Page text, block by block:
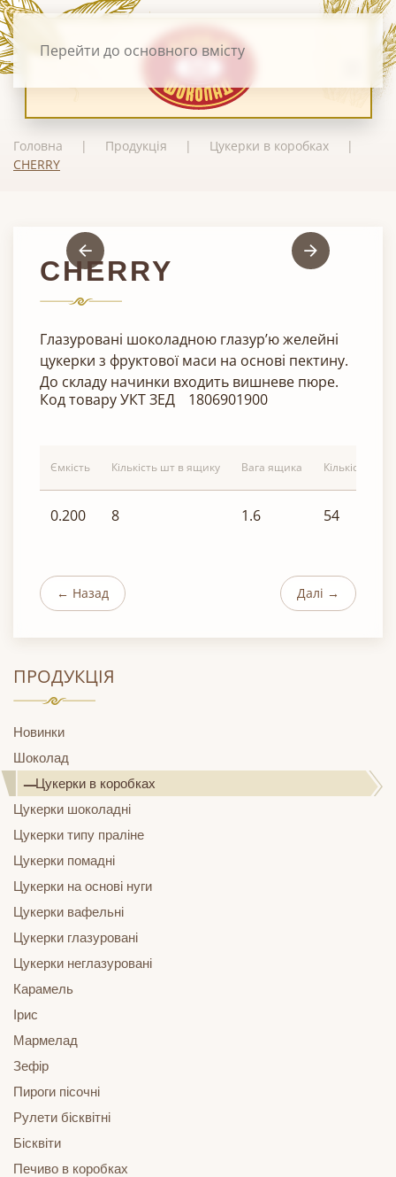
Перейти до основного вмісту
Головна Продукція
Цукерки в коробках
CHERRY
ПРОДУКЦІЯ
Новинки
Шоколад
Цукерки в коробках
Цукерки шоколадні
Цукерки типу праліне
Цукерки помадні
Цукерки на основі нуги
Цукерки вафельні
Цукерки глазуровані
Цукерки неглазуровані
Карамель
Ірис
Мармелад
Зефір
Пироги пісочні
Рулети бісквітні
Бісквіти
Печиво в коробках
CHERRY
Глазуровані шоколадною глазур’ю желейні
цукерки з фруктової маси на основі пектину.
До складу начинки входить вишневе пюре.
Код товару УКТ ЗЕД
1806901900
Ємкість Кількість шт в ящику Вага ящика Кількість
0.200 8 1.6 54
← Назад Далі →